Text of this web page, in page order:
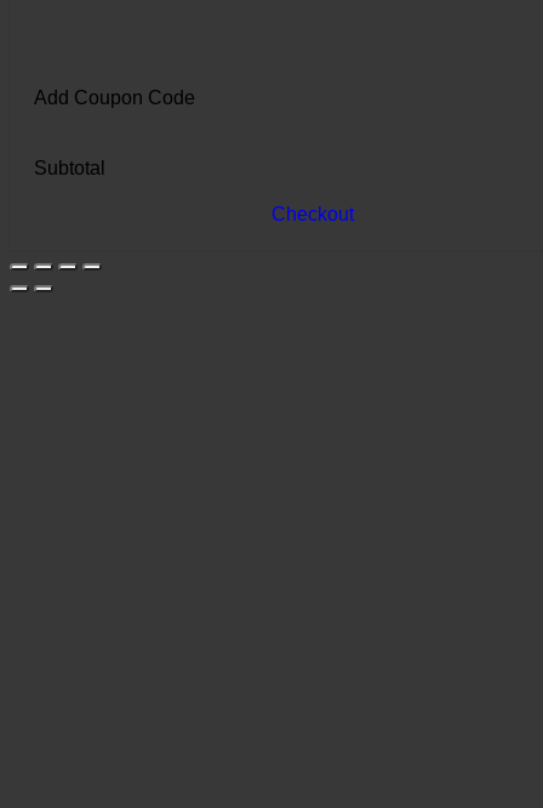
Add Coupon Code
Subtotal
Checkout